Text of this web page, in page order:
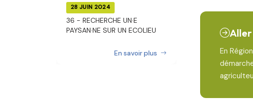
28 JUIN 2024
36 - RECHERCHE UN·E
PAYSAN·NE SUR UN ECOLIEU
En savoir plus
Aller
En